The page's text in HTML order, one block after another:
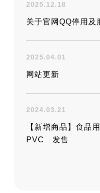
2025.12.18
关于官网QQ停用及
2025.04.01
网站更新
2024.03.21
【新增商品】食
PVC 发售